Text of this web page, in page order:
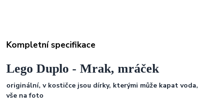
Kompletní specifikace
Lego Duplo - Mrak, mráček
originální, v kostičce jsou dírky, kterými může kapat voda,
vše na foto